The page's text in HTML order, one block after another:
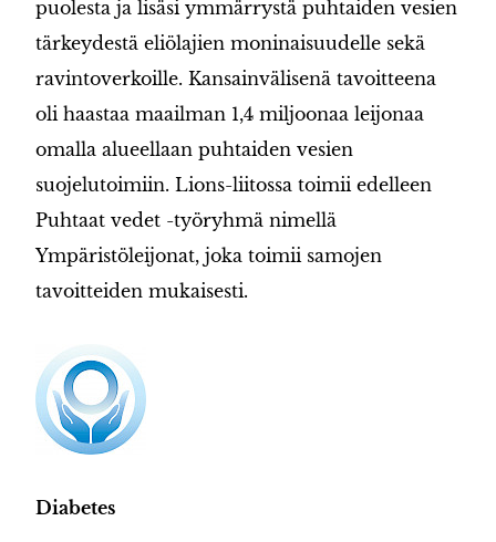
puolesta ja lisäsi ymmärrystä puhtaiden vesien
tärkeydestä eliölajien moninaisuudelle sekä
ravintoverkoille. Kansainvälisenä tavoitteena
oli haastaa maailman 1,4 miljoonaa leijonaa
omalla alueellaan puhtaiden vesien
suojelutoimiin. Lions-liitossa toimii edelleen
Puhtaat vedet -työryhmä nimellä
Ympäristöleijonat, joka toimii samojen
tavoitteiden mukaisesti.
Diabetes